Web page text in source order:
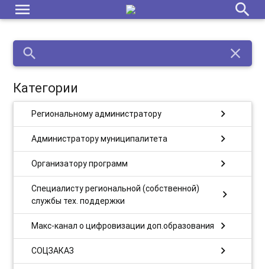
menu search
search close
Категории
Региональному администратору chevron_right
Администратору муниципалитета chevron_right
Организатору программ chevron_right
Специалисту региональной (собственной)
службы тех. поддержки
chevron_right
Макс-канал о цифровизации доп.образования chevron_right
СОЦЗАКАЗ chevron_right